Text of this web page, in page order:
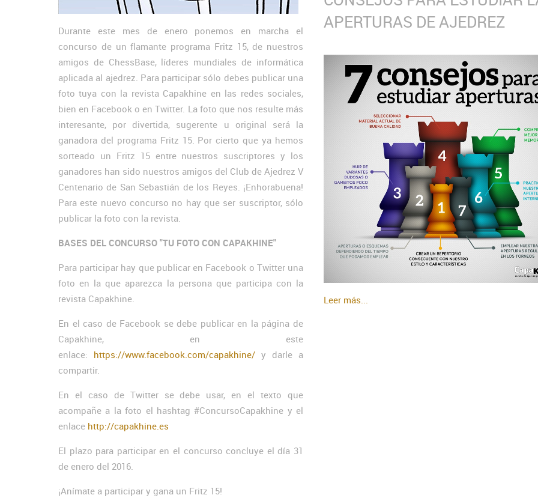
Durante este mes de enero ponemos en marcha el
concurso de un flamante programa Fritz 15, de nuestros
amigos de ChessBase, líderes mundiales de informática
aplicada al ajedrez. Para participar sólo debes publicar una
foto tuya con la revista Capakhine en las redes sociales,
bien en Facebook o en Twitter. La foto que nos resulte más
interesante, por divertida, sugerente u original será la
ganadora del programa Fritz 15. Por cierto que ya hemos
sorteado un Fritz 15 entre nuestros suscriptores y los
ganadores han sido nuestros amigos del Club de Ajedrez V
Centenario de San Sebastián de los Reyes. ¡Enhorabuena!
Para este nuevo concurso no hay que ser suscriptor, sólo
publicar la foto con la revista.
BASES DEL CONCURSO "TU FOTO CON CAPAKHINE"
Para participar hay que publicar en Facebook o Twitter una
foto en la que aparezca la persona que participa con la
revista Capakhine.
En el caso de Facebook se debe publicar en la página de
Capakhine, en este
enlace: https://www.facebook.com/capakhine/ y darle a
compartir.
En el caso de Twitter se debe usar, en el texto que
acompañe a la foto el hashtag #ConcursoCapakhine y el
enlace http://capakhine.es
El plazo para participar en el concurso concluye el día 31
de enero del 2016.
¡Anímate a participar y gana un Fritz 15!
APERTURAS DE AJEDREZ
Leer más...